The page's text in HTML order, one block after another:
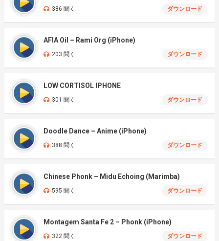
386 聞く ダウンロード
AFIA Oil – Rami Org (iPhone)
203 聞く ダウンロード
LOW CORTISOL IPHONE
301 聞く ダウンロード
Doodle Dance – Anime (iPhone)
388 聞く ダウンロード
Chinese Phonk – Midu Echoing (Marimba)
595 聞く ダウンロード
Montagem Santa Fe 2 – Phonk (iPhone)
322 聞く ダウンロード